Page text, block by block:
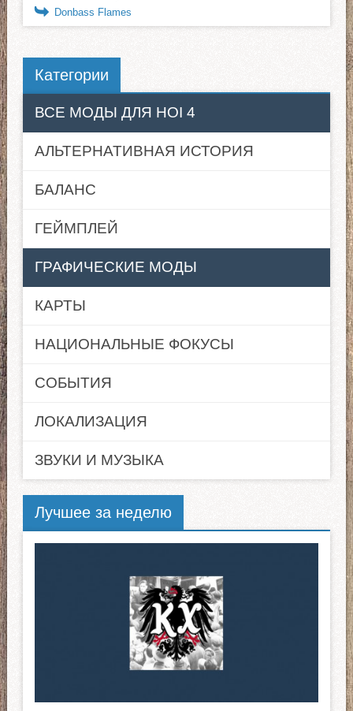
Donbass Flames
Категории
ВСЕ МОДЫ ДЛЯ HOI 4
АЛЬТЕРНАТИВНАЯ ИСТОРИЯ
БАЛАНС
ГЕЙМПЛЕЙ
ГРАФИЧЕСКИЕ МОДЫ
КАРТЫ
НАЦИОНАЛЬНЫЕ ФОКУСЫ
СОБЫТИЯ
ЛОКАЛИЗАЦИЯ
ЗВУКИ И МУЗЫКА
Лучшее за неделю